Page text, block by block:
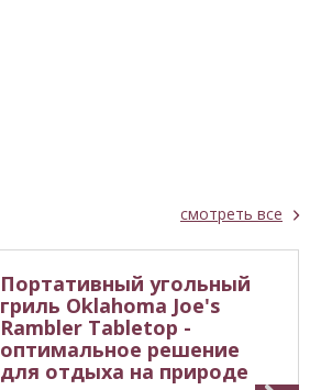
смотреть все
Портативный угольный
гриль Oklahoma Joe's
Rambler Tabletop -
оптимальное решение
для отдыха на природе